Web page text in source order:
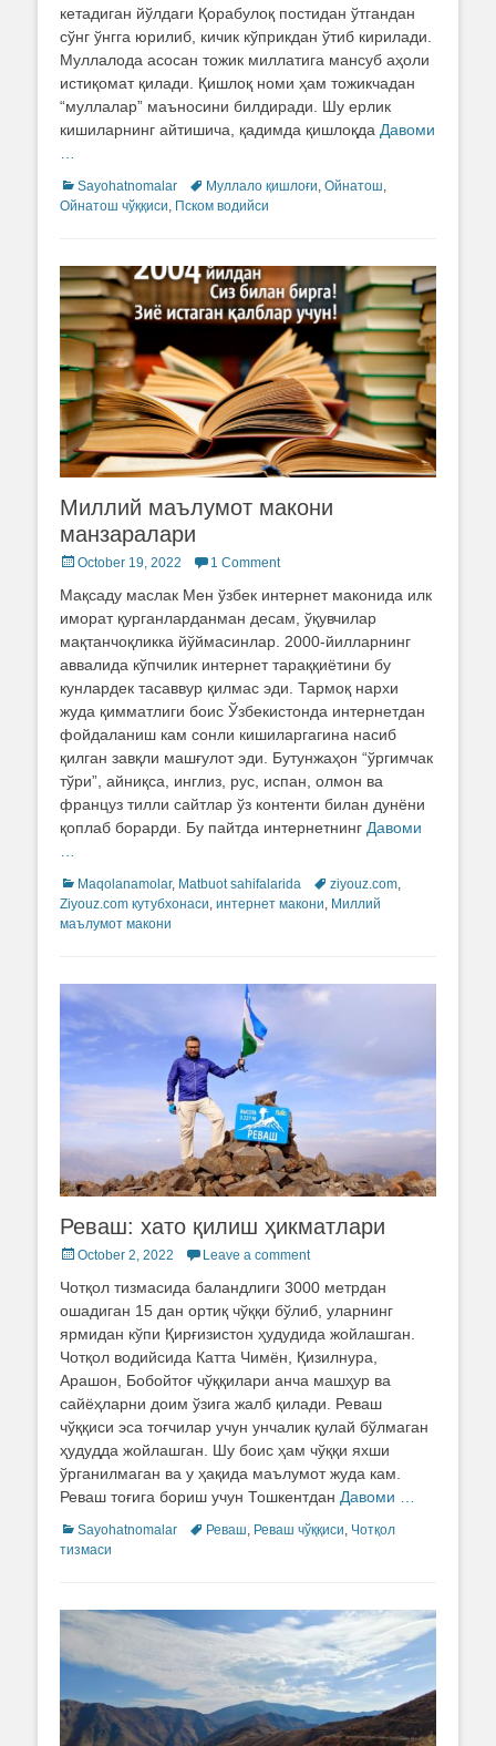
кетадиган йўлдаги Қорабулоқ постидан ўтгандан
сўнг ўнгга юрилиб, кичик кўприкдан ўтиб кирилади.
Муллалода асосан тожик миллатига мансуб аҳоли
истиқомат қилади. Қишлоқ номи ҳам тожикчадан
“муллалар” маъносини билдиради. Шу ерлик
кишиларнинг айтишича, қадимда қишлоқда Давоми
Categories
Sayohatnomalar TagsМуллало қишлоғи Ойнатош
Ойнатош чўққиси Пском водийси
Миллий маълумот макони
манзаралари
Posted
October 19, 2022 1 Comment
Мақсаду маслак Мен ўзбек интернет маконида илк
иморат қурганларданман десам, ўқувчилар
мақтанчоқликка йўймасинлар. 2000-йилларнинг
аввалида кўпчилик интернет тараққиётини бу
кунлардек тасаввур қилмас эди. Тармоқ нархи
жуда қимматлиги боис Ўзбекистонда интернетдан
фойдаланиш кам сонли кишиларгагина насиб
қилган завқли машғулот эди. Бутунжаҳон “ўргимчак
тўри”, айниқса, инглиз, рус, испан, олмон ва
француз тилли сайтлар ўз контенти билан дунёни
қоплаб борарди. Бу пайтда интернетнинг Давоми
Categories
Maqolanamolar, Matbuot sahifalarida Tagsziyouz.com,
Ziyouz.com кутубхонаси, интернет макони, Миллий
маълумот макони
Реваш: хато қилиш ҳикматлари
Posted
October 2, 2022 Leave a comment
Чотқол тизмасида баландлиги 3000 метрдан
ошадиган 15 дан ортиқ чўққи бўлиб, уларнинг
ярмидан кўпи Қирғизистон ҳудудида жойлашган.
Чотқол водийсида Катта Чимён, Қизилнура,
Арашон, Бобойтоғ чўққилари анча машҳур ва
сайёҳларни доим ўзига жалб қилади. Реваш
чўққиси эса тоғчилар учун унчалик қулай бўлмаган
ҳудудда жойлашган. Шу боис ҳам чўққи яхши
ўрганилмаган ва у ҳақида маълумот жуда кам.
Реваш тоғига бориш учун Тошкентдан Давоми …
Categories
Sayohatnomalar TagsРеваш Реваш чўққиси Чотқол
тизмаси